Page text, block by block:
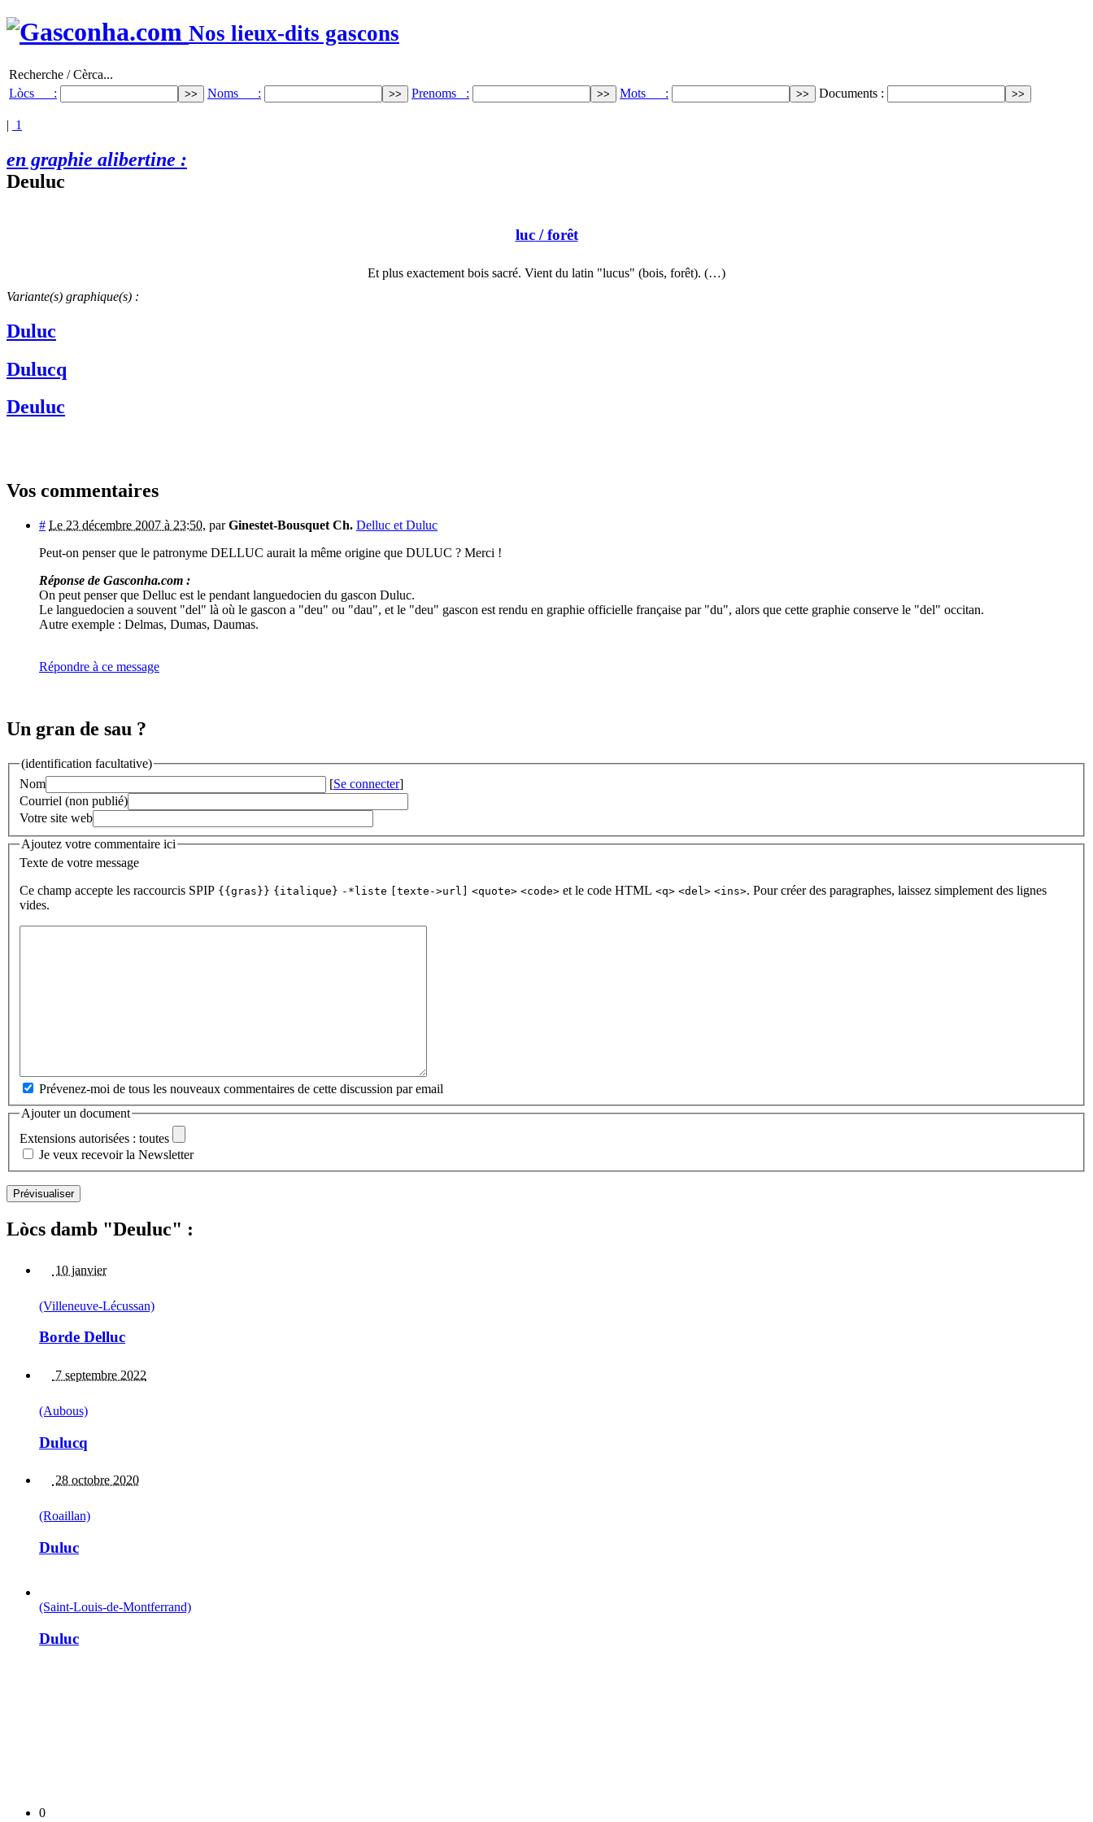
Nos lieux-dits gascons
Recherche / Cèrca...
Lòcs :
Noms : Prenoms : Mots : Documents :
| 1
en graphie alibertine :
Deuluc
luc/ forêt
Et plus exactement bois sacré. Vient du latin "lucus" (bois, forêt). (…)
Variante(s) graphique(s) :
Duluc
Dulucq
Deuluc
Vos commentaires
# Le 23 décembre 2007 à 23:50, parGinestet-Bousquet Ch. Delluc et Duluc
Peut-on penser que le patronyme DELLUC aurait la même origine que DULUC ? Merci !
Réponse de Gasconha.com :
On peut penser que Delluc est le pendant languedocien du gascon Duluc.
Le languedocien a souvent "del" là où le gascon a "deu" ou "dau", et le "deu" gascon est rendu en graphie officielle française par "du", alors que cette graphie conserve le "del" occitan.
Autre exemple : Delmas, Dumas, Daumas.
Répondre à ce message
Un gran de sau ?
(identification facultative)
Nom
[Se connecter]
Courriel (non publié)
Votre site web
Ajoutez votre commentaire ici
Texte de votre message
Ce champ accepte les raccourcis SPIP {{gras}} {italique} -*liste [texte->url] <quote> <code> et le code HTML <q> <del> <ins>. Pour créer des paragraphes, laissez simplement des lignes
vides.
Prévenez-moi de tous les nouveaux commentaires de cette discussion par email
Ajouter un document
Extensions autorisées : toutes
Je veux recevoir la Newsletter
Lòcs damb "Deuluc" :
10 janvier
(Villeneuve-Lécussan)
Borde Delluc
7 septembre 2022
(Aubous)
Dulucq
28 octobre 2020
(Roaillan)
Duluc
(Saint-Louis-de-Montferrand)
Duluc
0